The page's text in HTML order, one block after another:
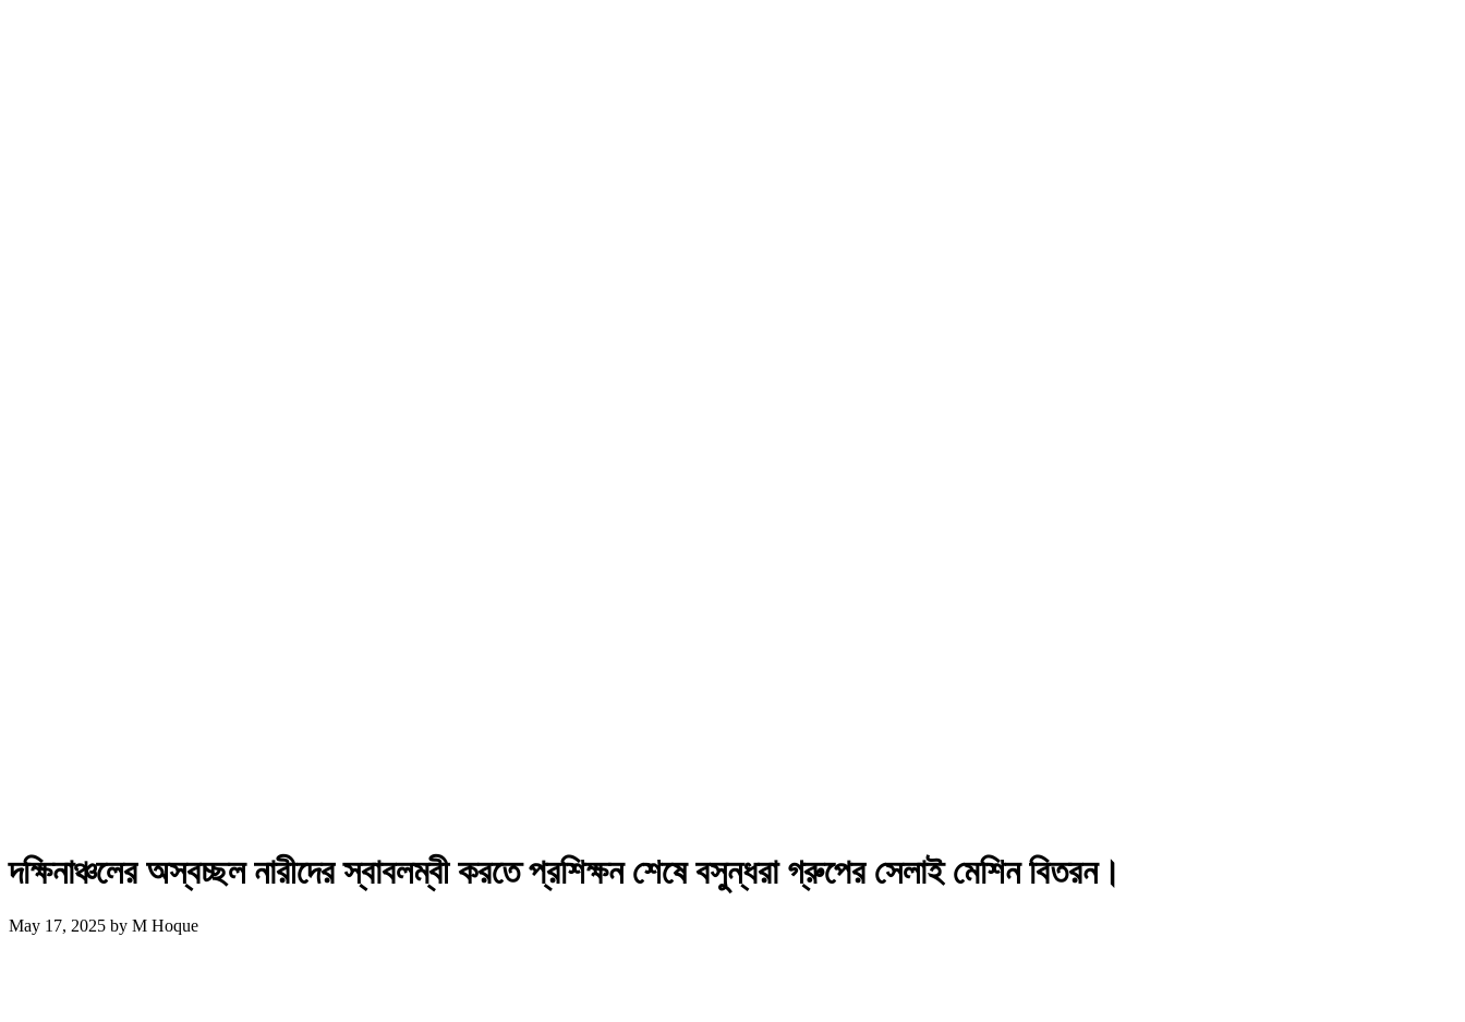
দক্ষিনাঞ্চলের অস্বচ্ছল নারীদের স্বাবলম্বী করতে প্রশিক্ষন শেষে বসুন্ধরা গ্রুপের সেলাই মেশিন বিতরন।
May 17, 2025 by M Hoque